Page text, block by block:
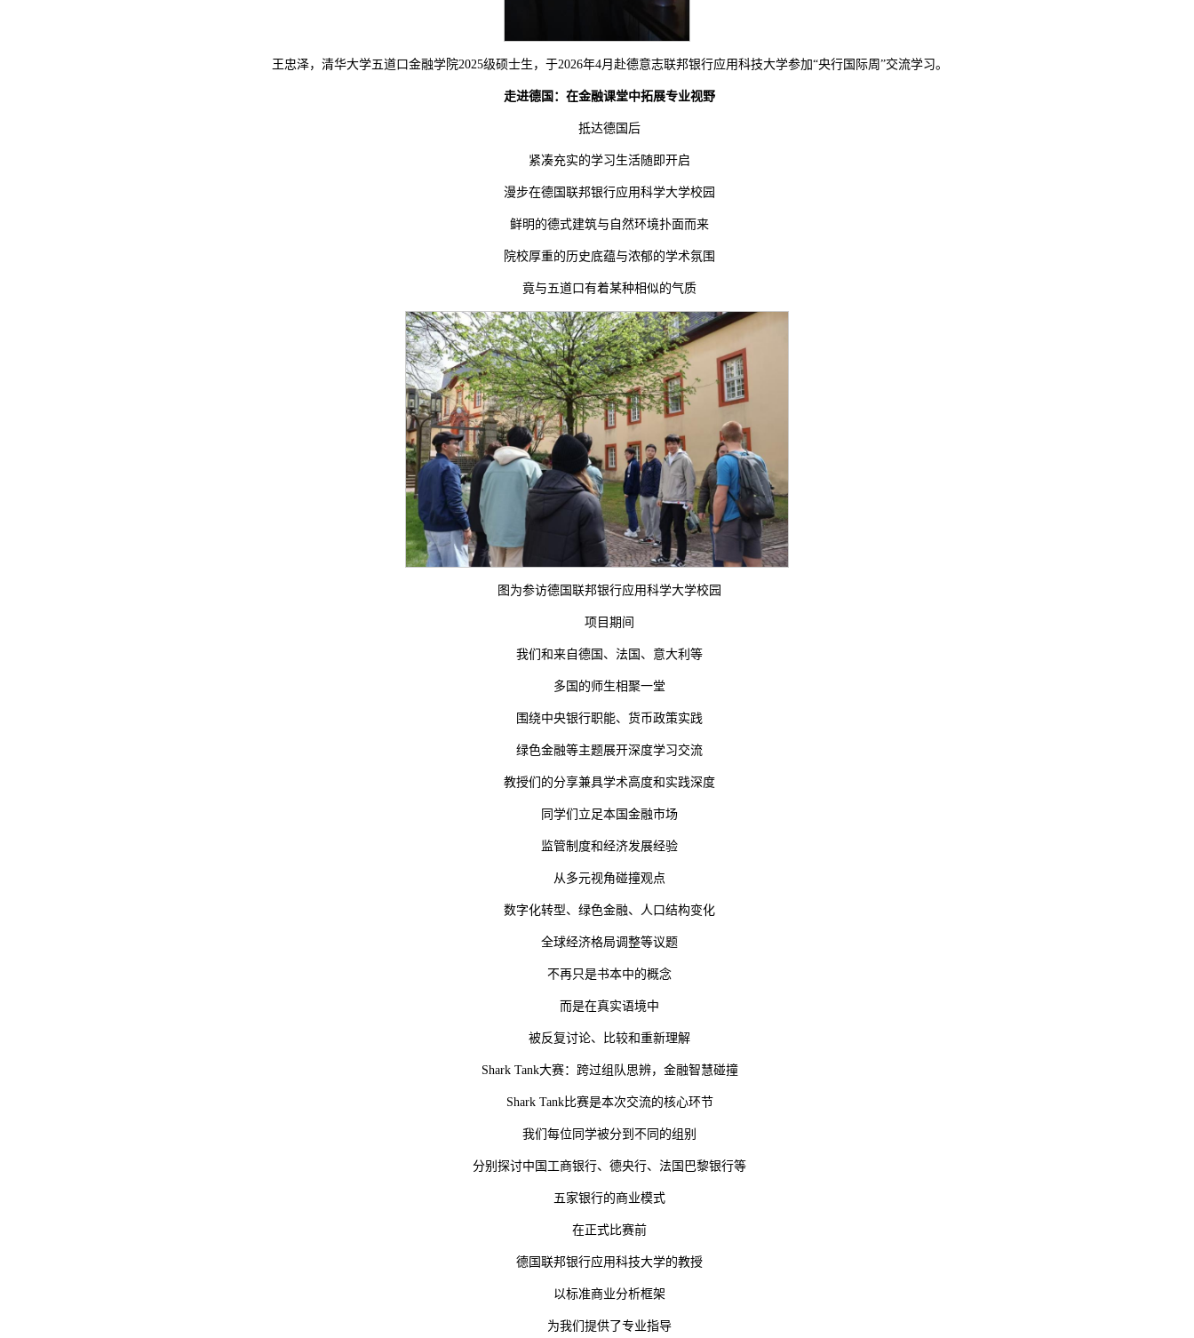
王忠泽，清华大学五道口金融学院2025级硕士生，于2026年4月赴德意志联邦银行应用科技大学参加“央行国际周”交流学习。
走进德国：在金融课堂中拓展专业视野
抵达德国后
紧凑充实的学习生活随即开启
漫步在德国联邦银行应用科学大学校园
鲜明的德式建筑与自然环境扑面而来
院校厚重的历史底蕴与浓郁的学术氛围
竟与五道口有着某种相似的气质
图为参访德国联邦银行应用科学大学校园
项目期间
我们和来自德国、法国、意大利等
多国的师生相聚一堂
围绕中央银行职能、货币政策实践
绿色金融等主题展开深度学习交流
教授们的分享兼具学术高度和实践深度
同学们立足本国金融市场
监管制度和经济发展经验
从多元视角碰撞观点
数字化转型、绿色金融、人口结构变化
全球经济格局调整等议题
不再只是书本中的概念
而是在真实语境中
被反复讨论、比较和重新理解
Shark Tank大赛：跨过组队思辨，金融智慧碰撞
Shark Tank比赛是本次交流的核心环节
我们每位同学被分到不同的组别
分别探讨中国工商银行、德央行、法国巴黎银行等
五家银行的商业模式
在正式比赛前
德国联邦银行应用科技大学的教授
以标准商业分析框架
为我们提供了专业指导